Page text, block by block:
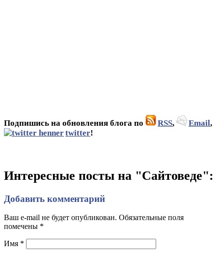
Подпишись на обновления блога по RSS, Email,
twitter!
Интересные посты на "Сайтоведе":
Добавить комментарий
Ваш e-mail не будет опубликован. Обязательные поля
помечены *
Имя *